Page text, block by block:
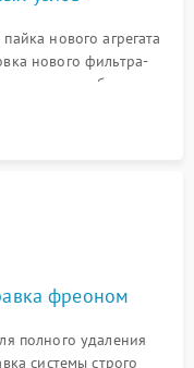
нового агрегата
нового фильтра-
обдува,
дверных петель.
фреоном
полного удаления
системы строго